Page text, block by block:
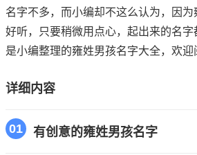
名字不多，而小编却不这么认为，因
好听，只要稍微用点心，起出来的名
是小编整理的雍姓男孩名字大全，欢迎
详细内容
01 有创意的雍姓男孩名字